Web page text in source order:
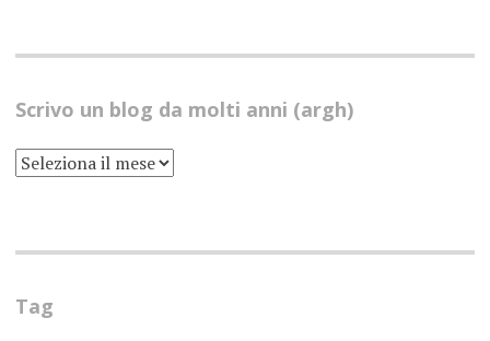
Scrivo un blog da molti anni (argh)
SCRIVO
UN
(ARGH)
Tag